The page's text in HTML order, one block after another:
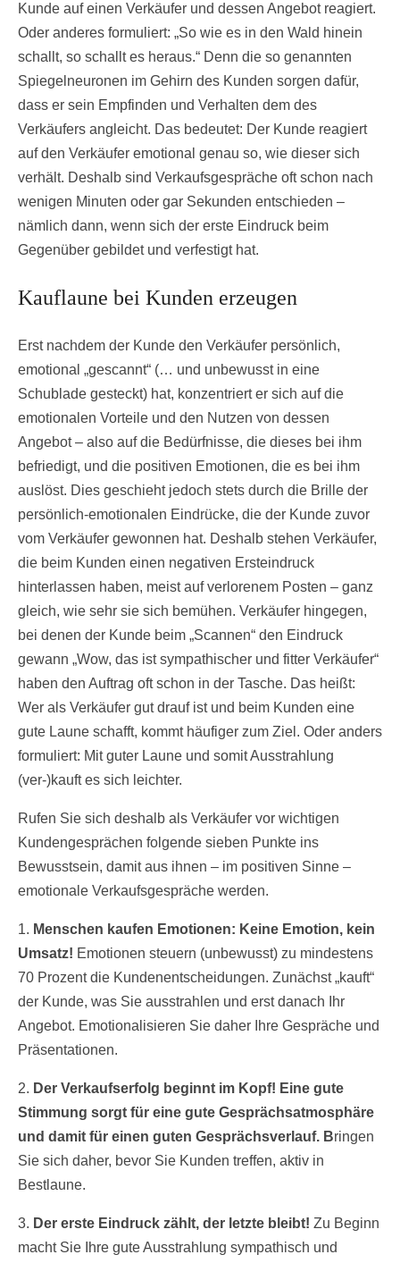
Kunde auf einen Verkäufer und dessen Angebot reagiert.
Oder anderes formuliert: „So wie es in den Wald hinein
schallt, so schallt es heraus.“ Denn die so genannten
Spiegelneuronen im Gehirn des Kunden sorgen dafür,
dass er sein Empfinden und Verhalten dem des
Verkäufers angleicht. Das bedeutet: Der Kunde reagiert
auf den Verkäufer emotional genau so, wie dieser sich
verhält. Deshalb sind Verkaufsgespräche oft schon nach
wenigen Minuten oder gar Sekunden entschieden –
nämlich dann, wenn sich der erste Eindruck beim
Gegenüber gebildet und verfestigt hat.
Kauflaune bei Kunden erzeugen
Erst nachdem der Kunde den Verkäufer persönlich,
emotional „gescannt“ (… und unbewusst in eine
Schublade gesteckt) hat, konzentriert er sich auf die
emotionalen Vorteile und den Nutzen von dessen
Angebot – also auf die Bedürfnisse, die dieses bei ihm
befriedigt, und die positiven Emotionen, die es bei ihm
auslöst. Dies geschieht jedoch stets durch die Brille der
persönlich-emotionalen Eindrücke, die der Kunde zuvor
vom Verkäufer gewonnen hat. Deshalb stehen Verkäufer,
die beim Kunden einen negativen Ersteindruck
hinterlassen haben, meist auf verlorenem Posten – ganz
gleich, wie sehr sie sich bemühen. Verkäufer hingegen,
bei denen der Kunde beim „Scannen“ den Eindruck
gewann „Wow, das ist sympathischer und fitter Verkäufer“
haben den Auftrag oft schon in der Tasche. Das heißt:
Wer als Verkäufer gut drauf ist und beim Kunden eine
gute Laune schafft, kommt häufiger zum Ziel. Oder anders
formuliert: Mit guter Laune und somit Ausstrahlung
(ver-)kauft es sich leichter.
Rufen Sie sich deshalb als Verkäufer vor wichtigen
Kundengesprächen folgende sieben Punkte ins
Bewusstsein, damit aus ihnen – im positiven Sinne –
emotionale Verkaufsgespräche werden.
1. Menschen kaufen Emotionen: Keine Emotion, kein
Umsatz! Emotionen steuern (unbewusst) zu mindestens
70 Prozent die Kundenentscheidungen. Zunächst „kauft“
der Kunde, was Sie ausstrahlen und erst danach Ihr
Angebot. Emotionalisieren Sie daher Ihre Gespräche und
Präsentationen.
2. Der Verkaufserfolg beginnt im Kopf! Eine gute
Stimmung sorgt für eine gute Gesprächsatmosphäre
und damit für einen guten Gesprächsverlauf. Bringen
Sie sich daher, bevor Sie Kunden treffen, aktiv in
Bestlaune.
3. Der erste Eindruck zählt, der letzte bleibt! Zu Beginn
macht Sie Ihre gute Ausstrahlung sympathisch und